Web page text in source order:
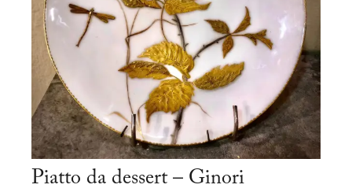
Piatto da dessert – Ginori